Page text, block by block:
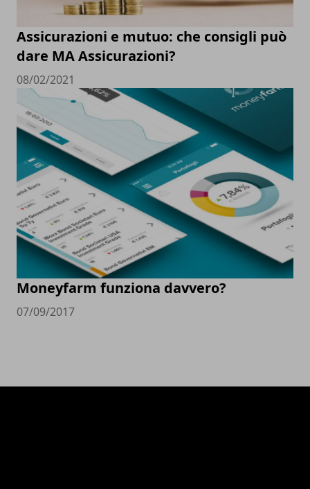
Assicurazioni e mutuo: che consigli può
dare MA Assicurazioni?
08/02/2021
Moneyfarm funziona davvero?
07/09/2017